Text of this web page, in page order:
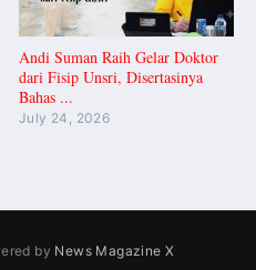
Andi Suman Raih Gelar Doktor
dari Fisip Unsri, Disertasinya
Bahas ...
July 24, 2026
by News Magazine X